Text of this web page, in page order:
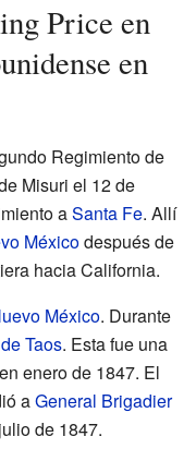
Price en
en
Regimiento de
Misuri el 12 de
aSanta Fe. Allí
Méxicodespués de
hacia California.
México. Durante
Taos. Esta fue una
enero de 1847. El
aGeneral Brigadier
de 1847.